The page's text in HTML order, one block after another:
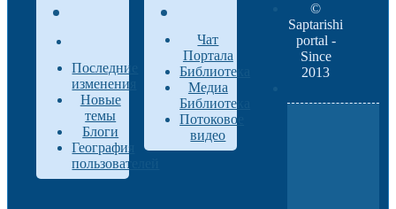
Последние
изменения
Новые
темы
Блоги
География
пользователей
Чат
Портала
Библиотека
Медиа
Библиотека
Потоковое
видео
©
Saptarishi
portal -
Since
2013